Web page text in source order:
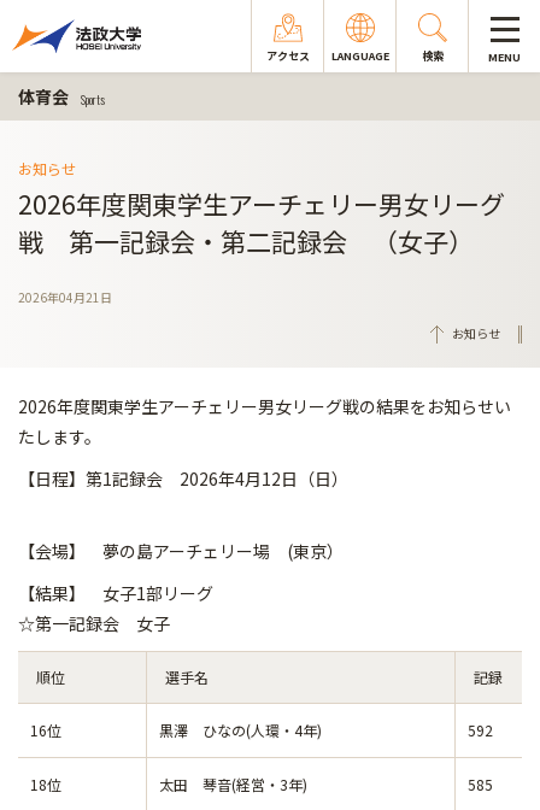
アクセス LANGUAGE 検索 MENU
体育会 Sports
お知らせ
2026年度関東学生アーチェリー男女リーグ
戦 第一記録会・第二記録会 （女子）
2026年04月21日
お知らせ
2026年度関東学生アーチェリー男女リーグ戦の結果をお知らせい
たします。
【日程】第1記録会 2026年4月12日（日）
【会場】 夢の島アーチェリー場 (東京）
【結果】 女子1部リーグ
☆第一記録会 女子
順位 選手名 記録
16位 黒澤 ひなの(人環・4年) 592
18位 太田 琴音(経営・3年) 585